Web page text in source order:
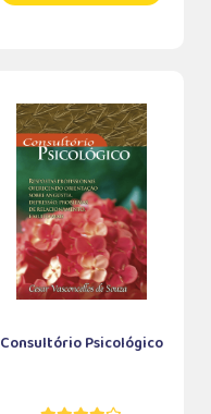
Consultório Psicológico